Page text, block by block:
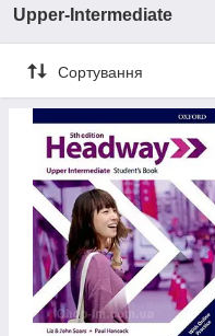
Upper-Intermediate
Сортування